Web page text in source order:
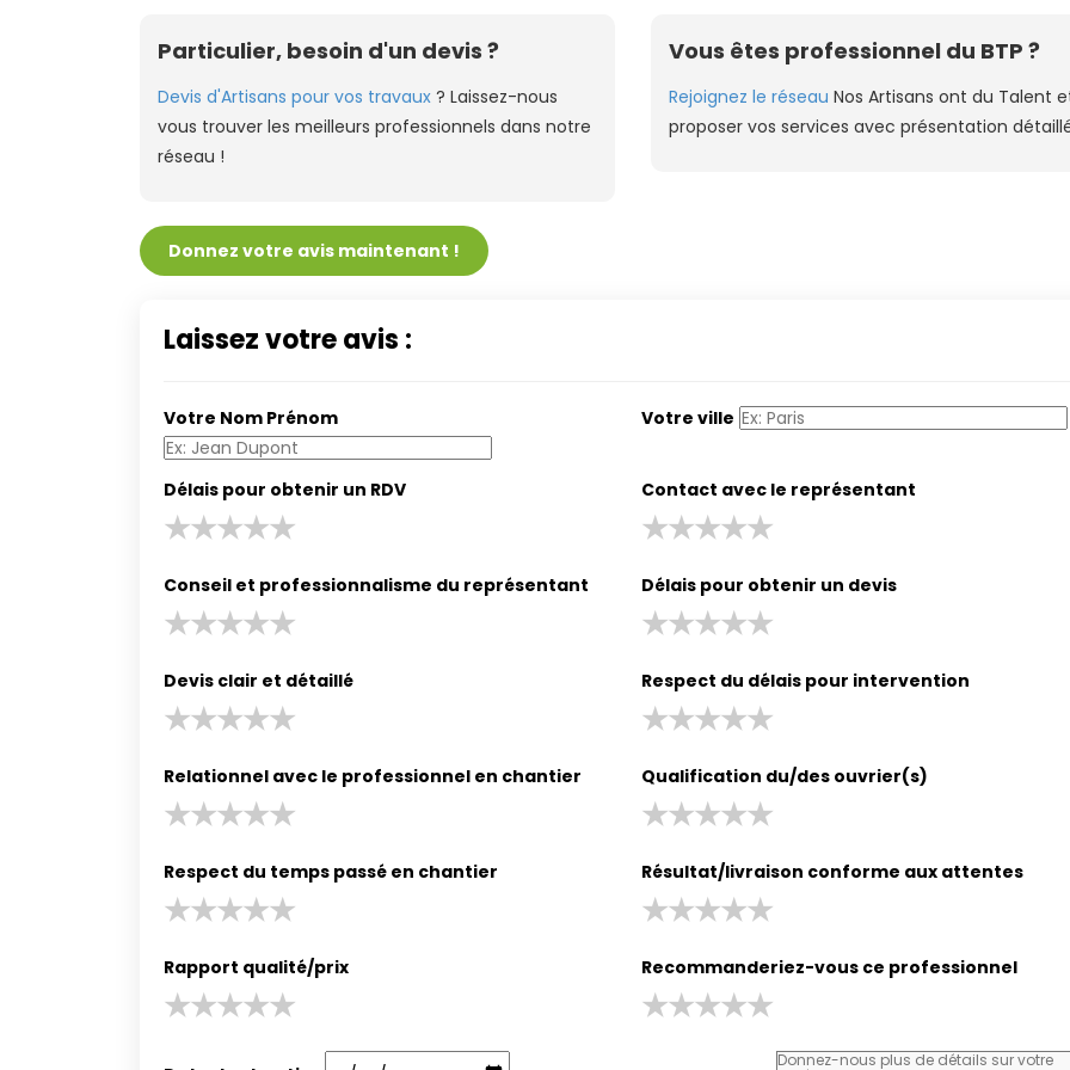
Particulier, besoin d'un devis ?
Devis d'Artisans pour vos travaux ? Laissez-nous
vous trouver les meilleurs professionnels dans notre
réseau !
Vous êtes professionnel du BTP ?
Rejoignez le réseau Nos Artisans ont du Talent
proposer vos services avec présentation
Donnez votre avis maintenant !
Laissez votre avis :
Votre Nom Prénom Votre ville
Délais pour obtenir un RDV Contact avec le représentant
Conseil et professionnalisme du représentant Délais pour obtenir un devis
Devis clair et détaillé Respect du délais pour intervention
Relationnel avec le professionnel en chantier Qualification du/des ouvrier(s)
Respect du temps passé en chantier Résultat/livraison conforme aux attentes
Rapport qualité/prix Recommanderiez-vous ce professionnel